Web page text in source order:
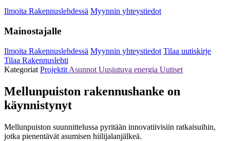
Ilmoita Rakennuslehdessä Myynnin yhteystiedot
Mainostajalle
Ilmoita Rakennuslehdessä Myynnin yhteystiedot Tilaa uutiskirje
Tilaa Rakennuslehti
Kategoriat Projektit Asunnot Uusiutuva energia Uutiset
Mellunpuiston rakennushanke on
käynnistynyt
Mellunpuiston suunnittelussa pyritään innovatiivisiin ratkaisuihin,
jotka pienentävät asumisen hiilijalanjälkeä.